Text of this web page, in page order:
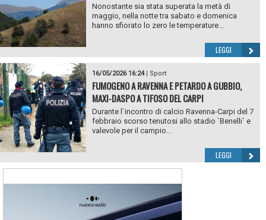
Nonostante sia stata superata la metà di
maggio, nella notte tra sabato e domenica
hanno sfiorato lo zero le temperature...
LEGGI
16/05/2026 16:24| Sport
FUMOGENO A RAVENNA E PETARDO A GUBBIO,
MAXI-DASPO A TIFOSO DEL CARPI
Durante l`incontro di calcio Ravenna-Carpi del 7
febbraio scorso tenutosi allo stadio `Benelli` e
valevole per il campio...
LEGGI